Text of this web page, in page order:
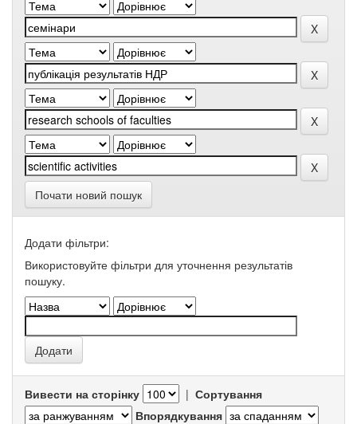
Почати новий пошук
Додати фільтри:
Використовуйте фільтри для уточнення результатів
пошуку.
Вивести на сторінку | Сортування
Впорядкування